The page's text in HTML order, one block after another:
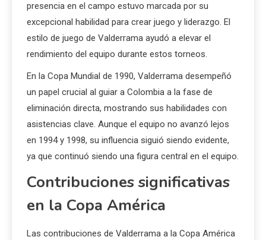
presencia en el campo estuvo marcada por su
excepcional habilidad para crear juego y liderazgo. El
estilo de juego de Valderrama ayudó a elevar el
rendimiento del equipo durante estos torneos.
En la Copa Mundial de 1990, Valderrama desempeñó
un papel crucial al guiar a Colombia a la fase de
eliminación directa, mostrando sus habilidades con
asistencias clave. Aunque el equipo no avanzó lejos
en 1994 y 1998, su influencia siguió siendo evidente,
ya que continuó siendo una figura central en el equipo.
Contribuciones significativas
en la Copa América
Las contribuciones de Valderrama a la Copa América